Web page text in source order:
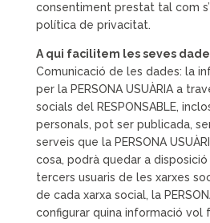
consentiment prestat tal com
política de privacitat.
A qui facilitem les seves
Comunicació de les dades: la
per la PERSONA USUÀRIA a
socials del RESPONSABLE,
personals, pot ser publicada,
serveis que la PERSONA
cosa, podrà quedar a disposició
tercers usuaris de les xarxes
de cada xarxa social, la
configurar quina informació vol